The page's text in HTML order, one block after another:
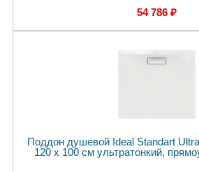
54 786 ₽
Поддон душевой Ideal Standart
120 x 100 см ультратонкий,